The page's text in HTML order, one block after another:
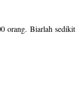
orang. Biarlah sedikit